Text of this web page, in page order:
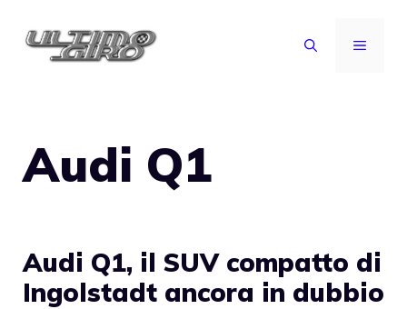
MENU
Audi Q1
Audi Q1, il SUV compatto di
Ingolstadt ancora in dubbio